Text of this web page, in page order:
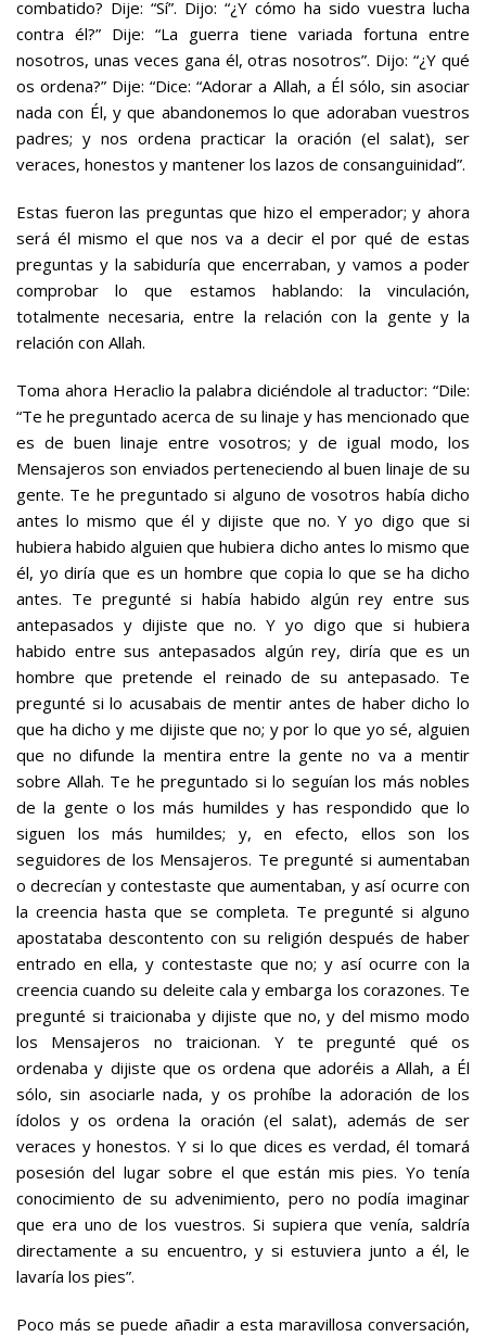
combatido? Dije: “Sí”. Dijo: “¿Y cómo ha sido vuestra lucha
contra él?” Dije: “La guerra tiene variada fortuna entre
nosotros, unas veces gana él, otras nosotros”. Dijo: “¿Y qué
os ordena?” Dije: “Dice: “Adorar a Allah, a Él sólo, sin asociar
nada con Él, y que abandonemos lo que adoraban vuestros
padres; y nos ordena practicar la oración (el salat), ser
veraces, honestos y mantener los lazos de consanguinidad”.
Estas fueron las preguntas que hizo el emperador; y ahora
será él mismo el que nos va a decir el por qué de estas
preguntas y la sabiduría que encerraban, y vamos a poder
comprobar lo que estamos hablando: la vinculación,
totalmente necesaria, entre la relación con la gente y la
relación con Allah.
Toma ahora Heraclio la palabra diciéndole al traductor: “Dile:
“Te he preguntado acerca de su linaje y has mencionado que
es de buen linaje entre vosotros; y de igual modo, los
Mensajeros son enviados perteneciendo al buen linaje de su
gente. Te he preguntado si alguno de vosotros había dicho
antes lo mismo que él y dijiste que no. Y yo digo que si
hubiera habido alguien que hubiera dicho antes lo mismo que
él, yo diría que es un hombre que copia lo que se ha dicho
antes. Te pregunté si había habido algún rey entre sus
antepasados y dijiste que no. Y yo digo que si hubiera
habido entre sus antepasados algún rey, diría que es un
hombre que pretende el reinado de su antepasado. Te
pregunté si lo acusabais de mentir antes de haber dicho lo
que ha dicho y me dijiste que no; y por lo que yo sé, alguien
que no difunde la mentira entre la gente no va a mentir
sobre Allah. Te he preguntado si lo seguían los más nobles
de la gente o los más humildes y has respondido que lo
siguen los más humildes; y, en efecto, ellos son los
seguidores de los Mensajeros. Te pregunté si aumentaban
o decrecían y contestaste que aumentaban, y así ocurre con
la creencia hasta que se completa. Te pregunté si alguno
apostataba descontento con su religión después de haber
entrado en ella, y contestaste que no; y así ocurre con la
creencia cuando su deleite cala y embarga los corazones. Te
pregunté si traicionaba y dijiste que no, y del mismo modo
los Mensajeros no traicionan. Y te pregunté qué os
ordenaba y dijiste que os ordena que adoréis a Allah, a Él
sólo, sin asociarle nada, y os prohíbe la adoración de los
ídolos y os ordena la oración (el salat), además de ser
veraces y honestos. Y si lo que dices es verdad, él tomará
posesión del lugar sobre el que están mis pies. Yo tenía
conocimiento de su advenimiento, pero no podía imaginar
que era uno de los vuestros. Si supiera que venía, saldría
directamente a su encuentro, y si estuviera junto a él, le
lavaría los pies”.
Poco más se puede añadir a esta maravillosa conversación,